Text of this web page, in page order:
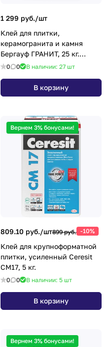
1 299 руб./шт
Клей для плитки,
керамогранита и камня
Бергауф ГРАНИТ, 25 кг.
(56шт/пал)
0 0 В наличии: 27 шт
В корзину
Вернем 3% бонусами!
809.10 руб./шт899 руб. -10%
Клей для крупноформатной
плитки, усиленный Ceresit
СМ17, 5 кг.
0 0 В наличии: 5 шт
В корзину
Вернем 3% бонусами!